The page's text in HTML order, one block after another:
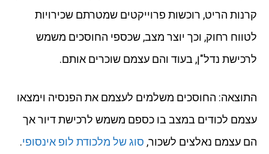
קרנות הריט, רוכשות פרוייקטים שמטרתם שכירויות
לטווח רחוק, וכך יוצר מצב, שכספי החוסכים משמש
לרכישת נדל"ן, בעוד והם עצמם שוכרים אותם.
התוצאה: החוסכים משלמים לעצמם את הפנסיה וימצאו
עצמם לכודים במצב בו כספם משמש לרכישת דיור אך
הם עצמם נאלצים לשכור, סוג של מלכודת לופ אינסופי.